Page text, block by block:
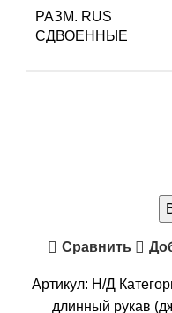
РАЗМ. RUS
СДВОЕННЫЕ
"TRITONGEAR"
Forest
Сравнить
Артикул: Н/Д
длинный рукав